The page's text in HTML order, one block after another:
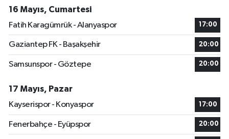
16 Mayıs, Cumartesi
Fatih Karagümrük - Alanyaspor
17:00
Gaziantep FK - Başakşehir 20:00
Samsunspor - Göztepe 20:00
17 Mayıs, Pazar
Kayserispor - Konyaspor
17:00
Fenerbahçe - Eyüpspor 20:00